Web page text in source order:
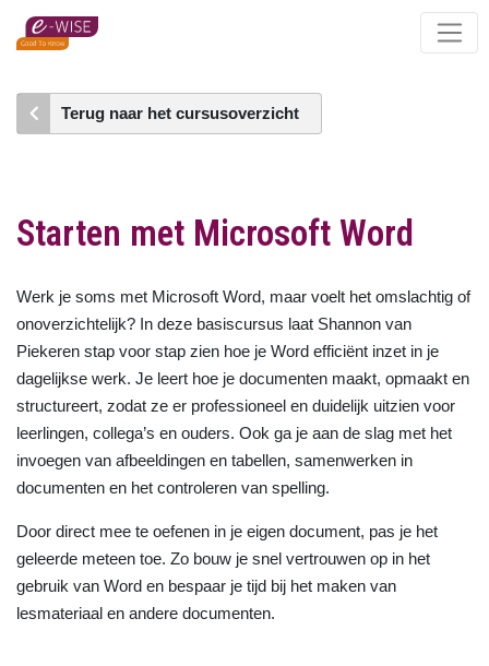
Skip
content
Terug naar het cursusoverzicht
Starten met Microsoft Word
Werk je soms met Microsoft Word, maar voelt het omslachtig of
onoverzichtelijk? In deze basiscursus laat Shannon van
Piekeren stap voor stap zien hoe je Word efficiënt inzet in je
dagelijkse werk. Je leert hoe je documenten maakt, opmaakt en
structureert, zodat ze er professioneel en duidelijk uitzien voor
leerlingen, collega’s en ouders. Ook ga je aan de slag met het
invoegen van afbeeldingen en tabellen, samenwerken in
documenten en het controleren van spelling.
Door direct mee te oefenen in je eigen document, pas je het
geleerde meteen toe. Zo bouw je snel vertrouwen op in het
gebruik van Word en bespaar je tijd bij het maken van
lesmateriaal en andere documenten.